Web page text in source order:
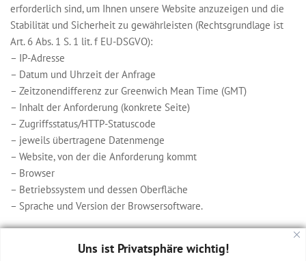
Uns ist Privatsphäre wichtig!
erforderlich sind, um Ihnen unsere Website anzuzeigen und die
Stabilität und Sicherheit zu gewährleisten (Rechtsgrundlage ist
Art. 6 Abs. 1 S. 1 lit. f EU-DSGVO):
– IP-Adresse
– Datum und Uhrzeit der Anfrage
– Zeitzonendifferenz zur Greenwich Mean Time (GMT)
– Inhalt der Anforderung (konkrete Seite)
– Zugriffsstatus/HTTP-Statuscode
– jeweils übertragene Datenmenge
– Website, von der die Anforderung kommt
– Browser
– Betriebssystem und dessen Oberfläche
– Sprache und Version der Browsersoftware.